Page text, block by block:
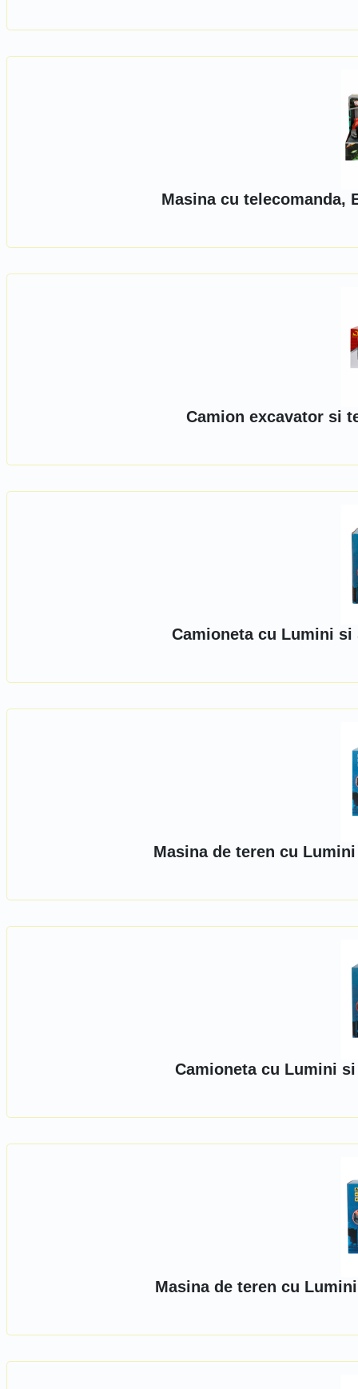
Masina cu telecomanda,
Camion excavator si
Camioneta cu Lumini si
Masina de teren cu
Camioneta cu Lumini
Masina de teren cu